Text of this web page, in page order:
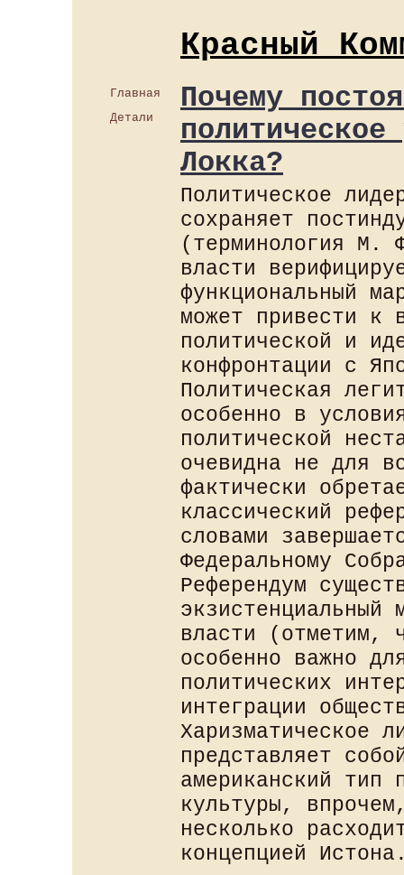
Красный
Главная
Детали
Почему
политическое
Локка?
Политическое
сохраняет
(терминология М.
власти
функциональный
может привести к
политической и
конфронтации с
Политическая
особенно в
политической
очевидна не для
фактически
классический
словами
Федеральному
Референдум
экзистенциальный
власти (отметим,
особенно важно
политических
интеграции
Харизматическое
представляет
американский тип
культуры,
несколько
концепцией